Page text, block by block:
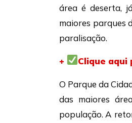
área é deserta,
maiores parques
paralisação.
+ Clique aqui
O Parque da
das maiores
população. A